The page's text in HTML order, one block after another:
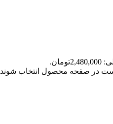
است در صفحه محصول انتخاب شوند